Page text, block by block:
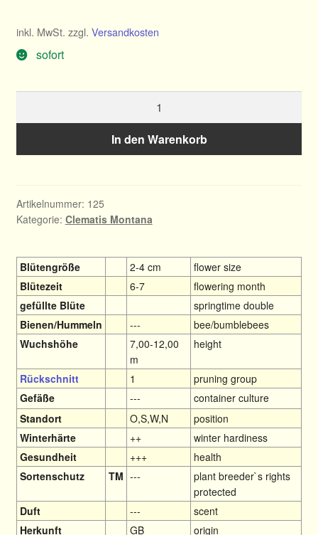
inkl. MwSt. zzgl. Versandkosten
sofort
Menge
In den Warenkorb
Artikelnummer: 125
Kategorie: Clematis Montana
Blütengröße 2-4 cm
flower size
Blütezeit
6-7
flowering month
gefüllte Blüte
springtime double
Bienen/Hummeln
---
bee/bumblebees
Wuchshöhe
7,00-12,00
m
height
Rückschnitt 1
pruning group
Gefäße
---
container culture
Standort
O,S,W,N
position
Winterhärte
++
winter hardiness
Gesundheit
+++
health
Sortenschutz
TM ---
plant breeder`s rights
protected
Duft
---
scent
Herkunft
GB origin